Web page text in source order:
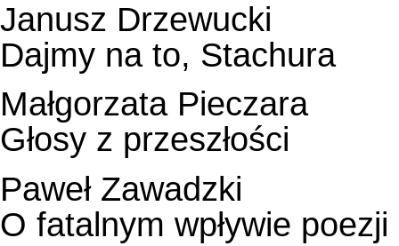
Janusz Drzewucki
Dajmy na to, Stachura
Małgorzata Pieczara
Głosy z przeszłości
Paweł Zawadzki
O fatalnym wpływie